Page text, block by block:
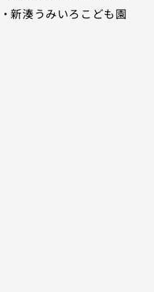
新湊うみいろこども園